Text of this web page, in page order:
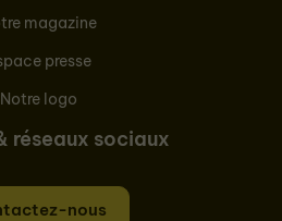
magazine
presse
Notre logo
réseaux sociaux
nous